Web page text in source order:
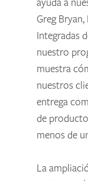
Greg
Integradas
nuestro
muestra
nuestros
entrega
de
menos de
La